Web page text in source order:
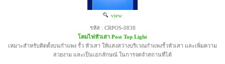
view
รหัส : CRPOS-0838
โคมไฟหัวเสา Post Top Light
เหมาะสำหรับติดตั้งบนกำแพง รั้ว หัวเสา ให้แสงสว่างบริเวณกำแพงรั้วหัวเสา และเพิ่มความ
สวยงาม และเป็นเอกลักษณ์ ในการจดจำสถานที่ได้